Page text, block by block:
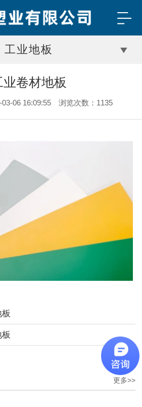
工业地板
业卷材地板
03-06 16:09:55 浏览次数：1135
更多>>